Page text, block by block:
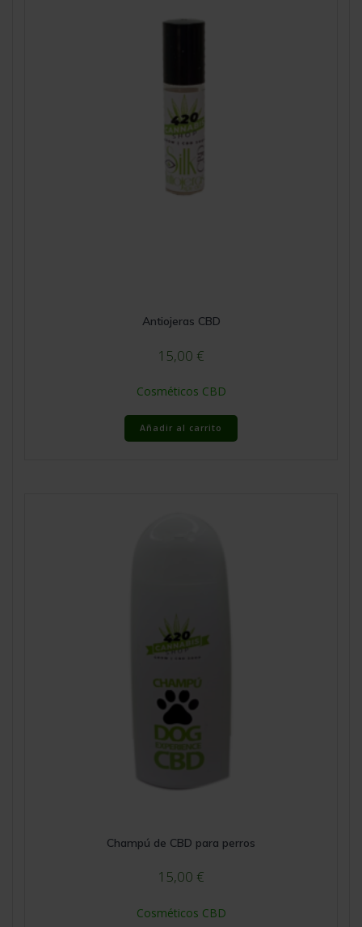
Antiojeras CBD
15,00 €
Cosméticos CBD
Añadir al carrito
Champú de CBD para perros
15,00 €
Cosméticos CBD